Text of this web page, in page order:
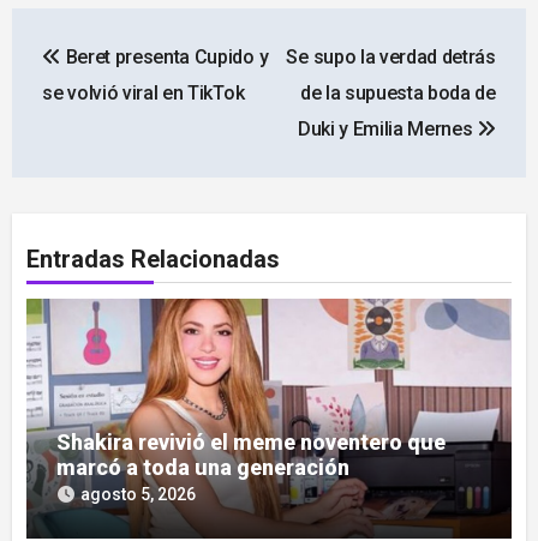
de
Beret presenta Cupido y
se volvió viral en TikTok
Se supo la verdad detrás
de la supuesta boda de
Duki y Emilia Mernes
Entradas Relacionadas
Shakira revivió el meme noventero que
marcó a toda una generación
agosto 5, 2026